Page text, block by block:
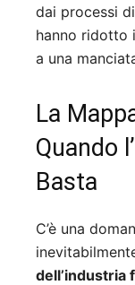
dai processi
hanno ridotto
a una
La
Quando
Basta
C’è una
dell’industria